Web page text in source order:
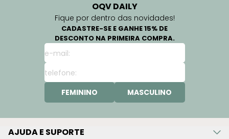
OQV DAILY
Fique por dentro das novidades!
CADASTRE-SE E GANHE 15% DE
DESCONTO NA PRIMEIRA COMPRA.
FEMININO MASCULINO
AJUDA E SUPORTE